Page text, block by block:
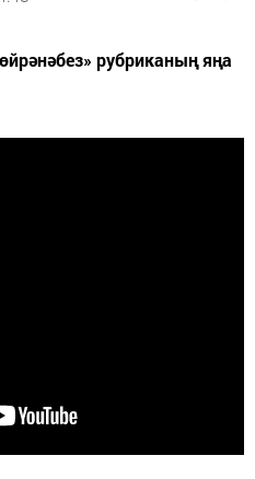
рубриканың яңа